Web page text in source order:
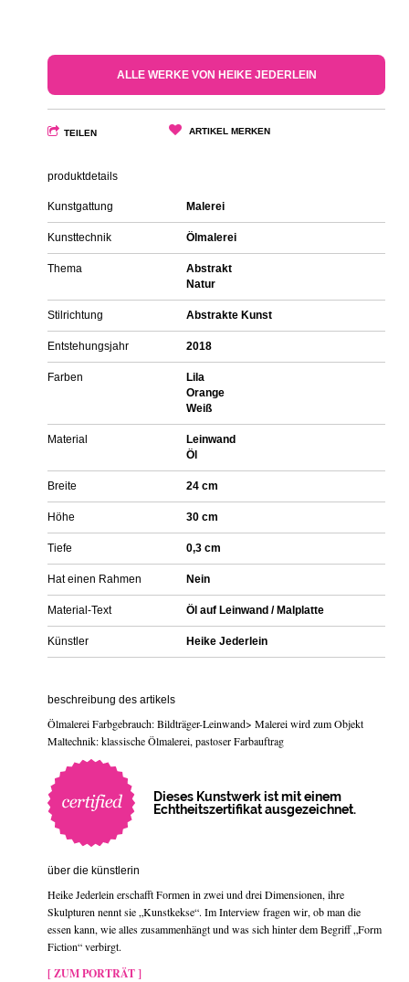
ALLE WERKE VON HEIKE JEDERLEIN
TEILEN ARTIKEL MERKEN
produktdetails
Kunstgattung Malerei
Kunsttechnik Ölmalerei
Thema
Abstrakt
Natur
Stilrichtung Abstrakte Kunst
Entstehungsjahr 2018
Farben
Lila
Orange
Weiß
Material
Leinwand
Öl
Breite 24 cm
Höhe 30 cm
Tiefe 0,3 cm
Hat einen Rahmen Nein
Material-Text Öl auf Leinwand / Malplatte
Künstler Heike Jederlein
beschreibung des artikels
Ölmalerei Farbgebrauch: Bildträger-Leinwand> Malerei wird zum Objekt
Maltechnik: klassische Ölmalerei, pastoser Farbauftrag
Dieses Kunstwerk ist mit einem
Echtheitszertifikat ausgezeichnet.
über die künstlerin
Heike Jederlein erschafft Formen in zwei und drei Dimensionen, ihre
Skulpturen nennt sie „Kunstkekse“. Im Interview fragen wir, ob man die
essen kann, wie alles zusammenhängt und was sich hinter dem Begriff „Form
Fiction“ verbirgt.
[ ZUM PORTRÄT ]